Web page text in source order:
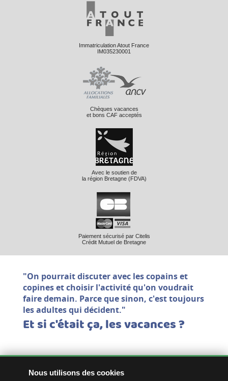
Nous utilisons des cookies
Immatriculation Atout France
IM035230001
Chèques vacances
et bons CAF acceptés
Avec le soutien de
la région Bretagne (FDVA)
Paiement sécurisé par Citelis
Crédit Mutuel de Bretagne
"On pourrait discuter avec les copains et
copines et choisir l'activité qu'on voudrait
faire demain. Parce que sinon, c'est toujours
les adultes qui décident."
Et si c'était ça, les vacances ?
1 rue des Charmilles